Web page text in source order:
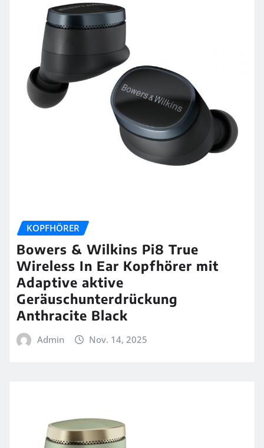
KOPFHÖRER
Bowers & Wilkins Pi8 True
Wireless In Ear Kopfhörer mit
Adaptive aktive
Geräuschunterdrückung
Anthracite Black
Admin Nov. 14, 2025